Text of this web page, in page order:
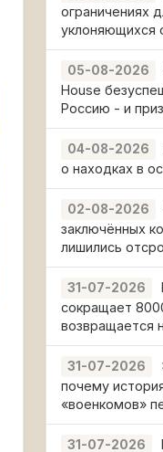
ограничениях
уклоняющихся
05-08-2026
House
Россию - и
04-08-2026
о находках в
02-08-2026
заключённых
лишились
31-07-2026
сокращает
возвращается
31-07-2026
почему
«военкомов»
31-07-2026